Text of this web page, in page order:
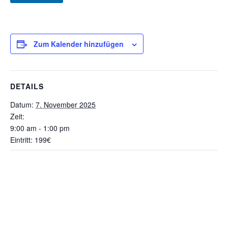
c
a
u
A
n
e
r
k
u
n
g
Zum Kalender hinzufügen
DETAILS
Datum: 7. November 2025
Zeit:
9:00 am - 1:00 pm
Eintritt: 199€